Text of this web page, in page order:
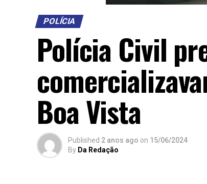
POLÍCIA
Polícia Civil
Boa Vista
Published 2 anos ago on 15/06/2024
By Da Redação